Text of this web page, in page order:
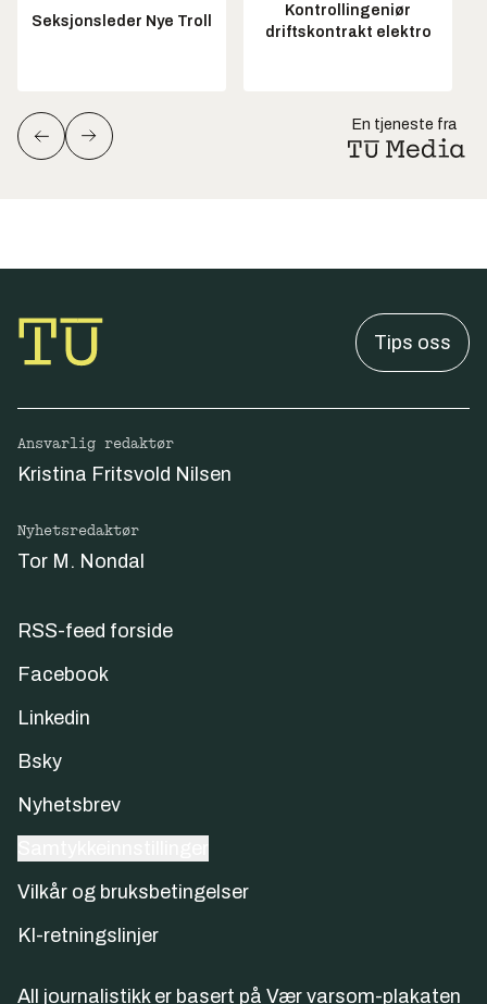
Seksjonsleder Nye Troll
Kontrollingeniør
driftskontrakt elektro
En tjeneste fra
Tips oss
Ansvarlig redaktør
Kristina Fritsvold Nilsen
Nyhetsredaktør
Tor M. Nondal
RSS-feed forside
Facebook
Linkedin
Bsky
Nyhetsbrev
Vilkår og bruksbetingelser
KI-retningslinjer
All journalistikk er basert på Vær varsom-plakaten